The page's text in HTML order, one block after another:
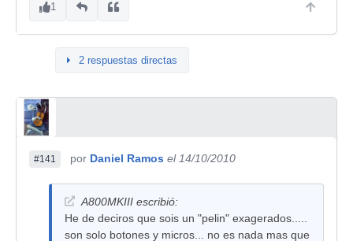
1
2 respuestas directas
#141 por Daniel Ramos el 14/10/2010
A800MKIII escribió:
He de deciros que sois un "pelin" exagerados.....
son solo botones y micros... no es nada mas que